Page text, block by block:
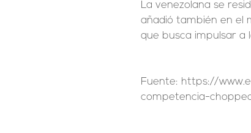
La venezolana se
añadió también en el
que busca impulsar a
Fuente: https://
competencia-